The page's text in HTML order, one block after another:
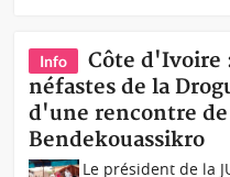
Info
Côte d'Ivoire
néfastes de la
d'une rencontre
Bendekouassikro
Le président de la